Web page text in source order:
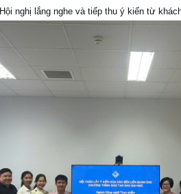
Hội nghị lắng nghe và tiếp thu ý kiến từ